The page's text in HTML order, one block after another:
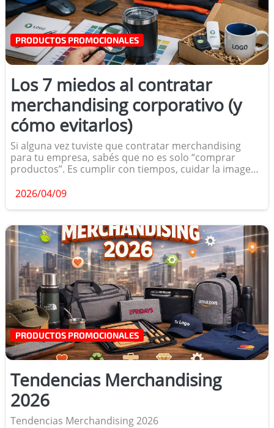
Los 7 miedos al contratar
merchandising corporativo (y
cómo evitarlos)
Si alguna vez tuviste que contratar merchandising
para tu empresa, sabés que no es solo “comprar
productos”. Es cumplir con tiempos, cuidar la imagen
Después de más de 30 años trabajando con empresas,
PRODUCTOS PROMOCIONALES
2026/04/09
Tendencias Merchandising
2026
Tendencias Merchandising 2026
PRODUCTOS PROMOCIONALES